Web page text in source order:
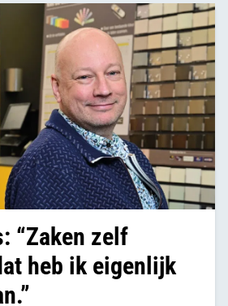
“Zaken zelf
heb ik eigenlijk